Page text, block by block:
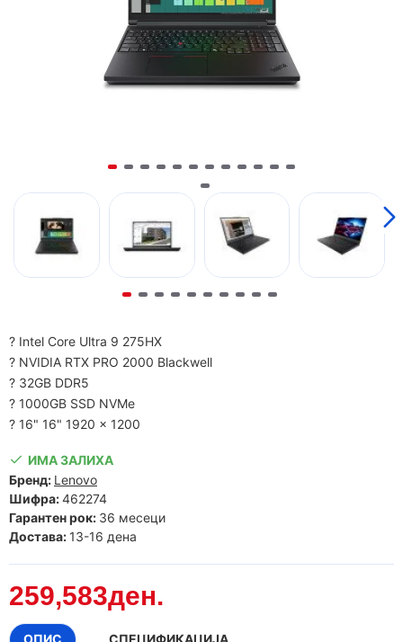
? Intel Core Ultra 9 275HX
? NVIDIA RTX PRO 2000 Blackwell
? 32GB DDR5
? 1000GB SSD NVMe
? 16" 16" 1920 x 1200
259,583ден.
ИМА ЗАЛИХА
Бренд: Lenovo
Шифра:462274
Гарантен рок: 36 месеци
Достава: 13-16 дена